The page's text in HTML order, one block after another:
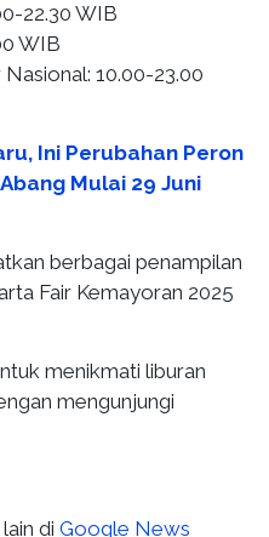
22.30 WIB
WIB
10.00-23.00
Ini Perubahan Peron
Mulai 29 Juni
berbagai penampilan
Fair Kemayoran 2025
menikmati liburan
mengunjungi
di Google News